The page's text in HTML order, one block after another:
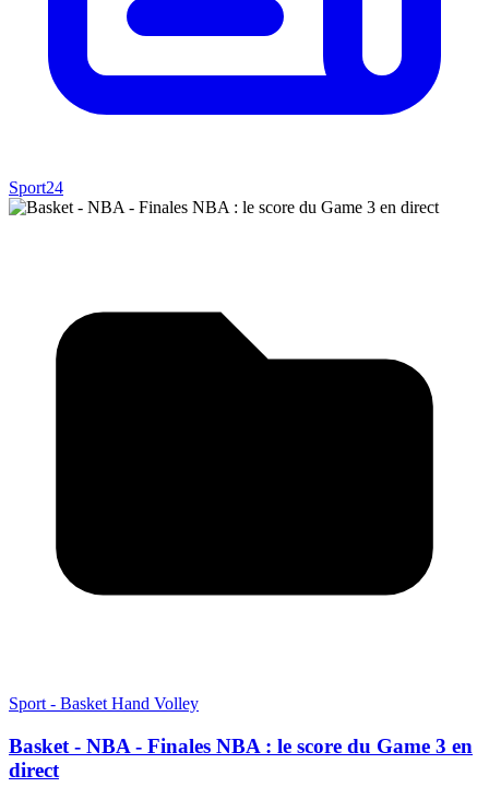
Sport24
Sport - Basket Hand Volley
Basket - NBA - Finales NBA : le score du Game 3 en
direct